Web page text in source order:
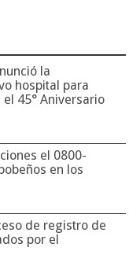
la
hospital para
el 45° Aniversario
el 0800-
en los
de registro de
por el